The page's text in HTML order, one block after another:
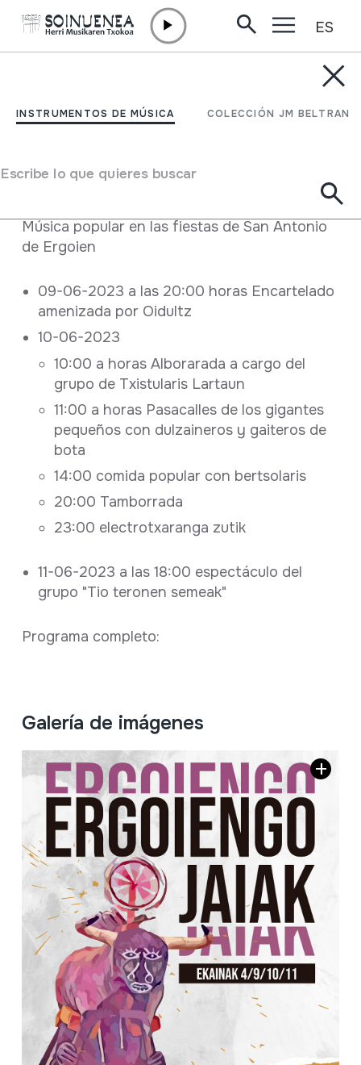
INSTRUMENTOS DE MÚSICA COLECCIÓN JM BELTRAN
Escribe lo que quieres buscar
ES
FIESTAS DE ERGOIEN
04 Junio 2023 - 11 Junio 2023
Descripción
Música popular en las fiestas de San Antonio
de Ergoien
09-06-2023 a las 20:00 horas Encartelado
amenizada por Oidultz
10-06-2023
10:00 a horas Alborarada a cargo del
grupo de Txistularis Lartaun
11:00 a horas Pasacalles de los gigantes
pequeños con dulzaineros y gaiteros de
bota
14:00 comida popular con bertsolaris
20:00 Tamborrada
23:00 electrotxaranga zutik
11-06-2023 a las 18:00 espectáculo del
grupo "Tio teronen semeak"
Programa completo:
Galería de imágenes